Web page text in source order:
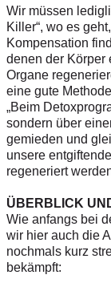
Wir müssen
Killer“, wo es
Kompensation
denen der Körper
Organe
eine gute
„Beim
sondern über
gemieden und
unsere
regeneriert
ÜBERBLICK
Wie anfangs bei
wir hier auch die
nochmals kurz
bekämpft: